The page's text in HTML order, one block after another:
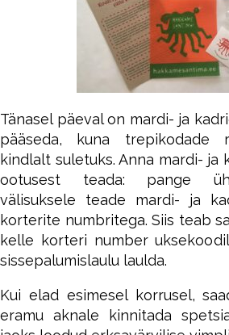
Tänasel päeval on mardi- ja
pääseda, kuna trepikodade
kindlalt suletuks. Anna mardi- ja
ootusest teada: pange
välisuksele teade mardi- ja
korterite numbritega. Siis teab
kelle korteri number
sissepalumislaulu laulda.
Kui elad esimesel korrusel,
eramu aknale kinnitada